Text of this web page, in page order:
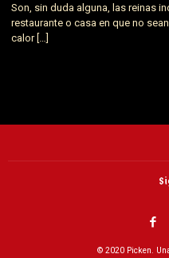
Son, sin duda alguna, las reinas
restaurante o casa en que no
calor[…]
© 2020 Picken.